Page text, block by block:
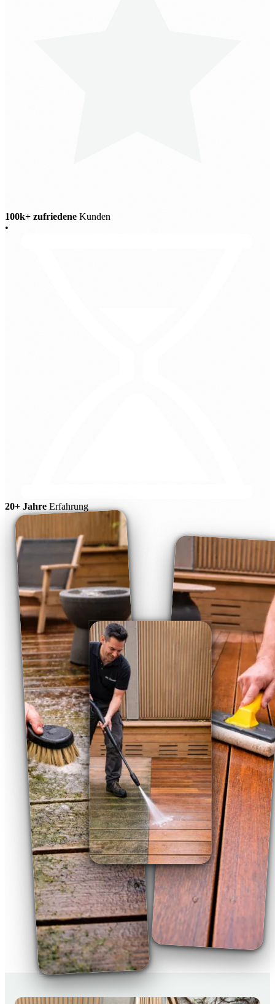
100k+ zufriedene Kunden
•
20+ Jahre Erfahrung